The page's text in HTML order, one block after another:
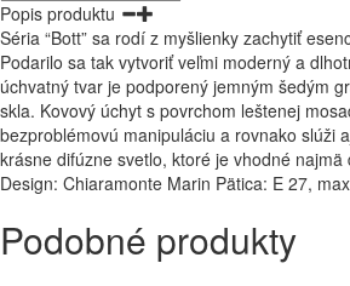
Popis produktu
Séria “Bott” sa rodí z myšlienky zachytiť
Podarilo sa tak vytvoriť veľmi moderný a
úchvatný tvar je podporený jemným šedým
skla. Kovový úchyt s povrchom leštenej
bezproblémovú manipuláciu a rovnako slúži
krásne difúzne svetlo, ktoré je vhodné
Design: Chiaramonte Marin Pätica: E 27,
Podobné produkty